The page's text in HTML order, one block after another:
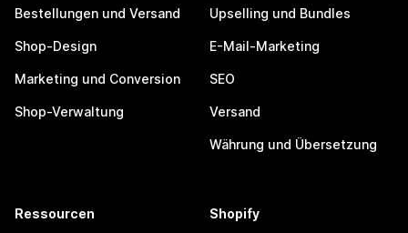
Bestellungen und Versand
Shop-Design
Marketing und Conversion
Shop-Verwaltung
Upselling und Bundles
E-Mail-Marketing
SEO
Versand
Währung und Übersetzung
Ressourcen Shopify